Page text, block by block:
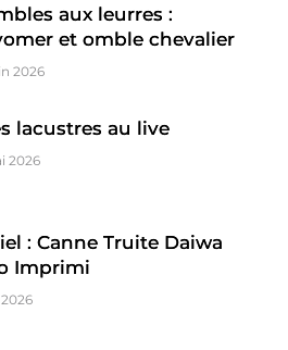
aux leurres :
et omble chevalier
2026
lacustres au live
2026
: Canne Truite Daiwa
Imprimi